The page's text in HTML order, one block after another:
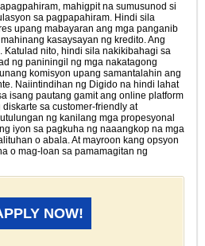
mahigpit na sumusunod si
sa pagpapahiram. Hindi sila
upang mabayaran ang mga panganib
kasaysayan ng kredito. Ang
Katulad nito, hindi sila nakikibahagi sa
ng paniningil ng mga nakatagong
komisyon upang samantalahin ang
Naiintindihan ng Digido na hindi lahat
isang pautang gamit ang online platform
sa customer-friendly at
ng kanilang mga propesyonal
iyon sa pagkuha ng naaangkop na mga
o abala. At mayroon kang opsyon
o mag-loan sa pamamagitan ng
NOW!